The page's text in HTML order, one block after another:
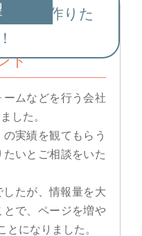
フを作りた
ト
ムなどを行う会社
した。
実績を観てもらう
いとご相談をいた
たが、情報量を大
で、ページを増や
になりました。